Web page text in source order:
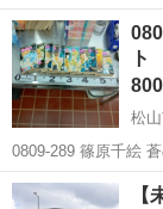
・使用に伴う多少の
・詳細は現地でご確
愛媛 松山市
ト
松
0809-289 篠原千絵 蒼の封印
う多少のスレ、キズ
地でご確認ください
愛媛 松山市
【